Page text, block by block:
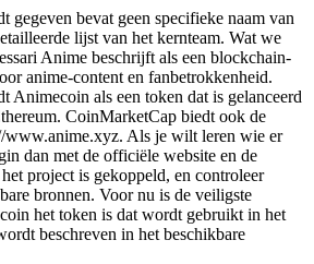
gegeven bevat geen specifieke naam van
lijst van het kernteam. Wat we
Anime beschrijft als een blockchain-
anime-content en fanbetrokkenheid.
Animecoin als een token dat is gelanceerd
CoinMarketCap biedt ook de
www.anime.xyz. Als je wilt leren wie er
dan met de officiële website en de
project is gekoppeld, en controleer
bronnen. Voor nu is de veiligste
het token is dat wordt gebruikt in het
beschreven in het beschikbare